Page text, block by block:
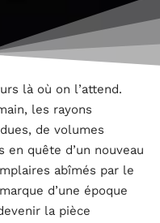
là où on l’attend.
les rayons
de volumes
quête d’un nouveau
abîmés par le
d’une époque
la pièce